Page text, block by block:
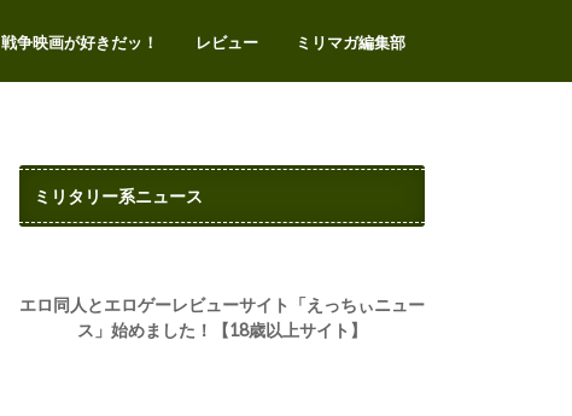
戦争映画が好きだッ！ レビュー
エアガンレビュー
サバゲー
ミリタリートイ
ミリタリーアイテム
ミリタリー系イベント
ビデオゲーム
ミリマガ編集部
お問い合わせ
プライバシー・ポリシー
ミリタリー系ニュース
エロ同人とエロゲーレビューサイト「えっちぃニュー
ス」始めました！【18歳以上サイト】